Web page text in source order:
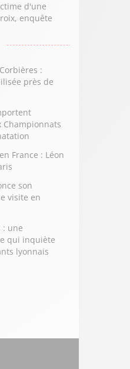
d'une
enquête
:
près de
Championnats
France : Léon
son
visite en
: une
qui inquiète
lyonnais